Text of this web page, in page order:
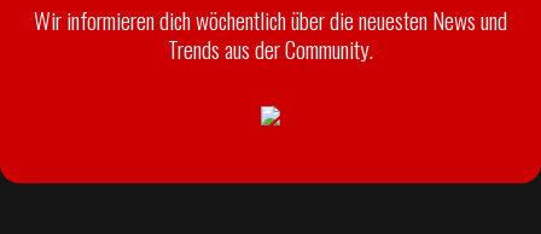
Wir informieren dich wöchentlich über die neuesten News und
Trends aus der Community.